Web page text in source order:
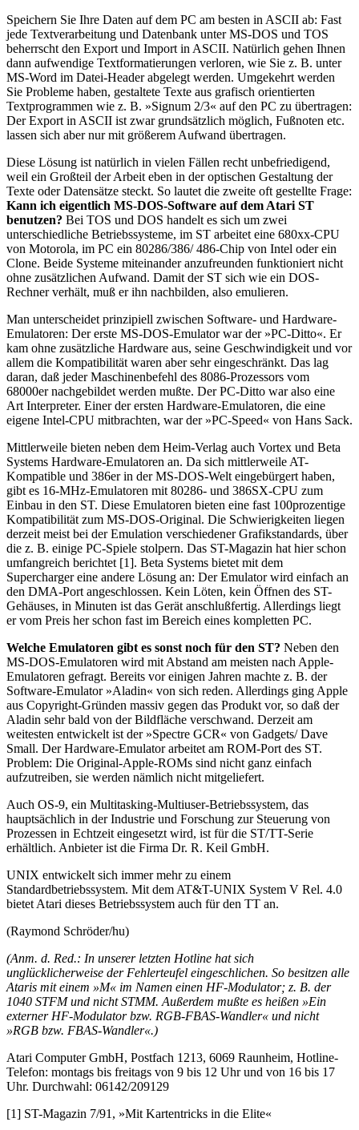
Speichern Sie Ihre Daten auf dem PC am besten in ASCII ab: Fast
jede Textverarbeitung und Datenbank unter MS-DOS und TOS
beherrscht den Export und Import in ASCII. Natürlich gehen Ihnen
dann aufwendige Textformatierungen verloren, wie Sie z. B. unter
MS-Word im Datei-Header abgelegt werden. Umgekehrt werden
Sie Probleme haben, gestaltete Texte aus grafisch orientierten
Textprogrammen wie z. B. »Signum 2/3« auf den PC zu übertragen:
Der Export in ASCII ist zwar grundsätzlich möglich, Fußnoten etc.
lassen sich aber nur mit größerem Aufwand übertragen.
Diese Lösung ist natürlich in vielen Fällen recht unbefriedigend,
weil ein Großteil der Arbeit eben in der optischen Gestaltung der
Texte oder Datensätze steckt. So lautet die zweite oft gestellte Frage:
Kann ich eigentlich MS-DOS-Software auf dem Atari ST
benutzen? Bei TOS und DOS handelt es sich um zwei
unterschiedliche Betriebssysteme, im ST arbeitet eine 680xx-CPU
von Motorola, im PC ein 80286/386/ 486-Chip von Intel oder ein
Clone. Beide Systeme miteinander anzufreunden funktioniert nicht
ohne zusätzlichen Aufwand. Damit der ST sich wie ein DOS-
Rechner verhält, muß er ihn nachbilden, also emulieren.
Man unterscheidet prinzipiell zwischen Software- und Hardware-
Emulatoren: Der erste MS-DOS-Emulator war der »PC-Ditto«. Er
kam ohne zusätzliche Hardware aus, seine Geschwindigkeit und vor
allem die Kompatibilität waren aber sehr eingeschränkt. Das lag
daran, daß jeder Maschinenbefehl des 8086-Prozessors vom
68000er nachgebildet werden mußte. Der PC-Ditto war also eine
Art Interpreter. Einer der ersten Hardware-Emulatoren, die eine
eigene Intel-CPU mitbrachten, war der »PC-Speed« von Hans Sack.
Mittlerweile bieten neben dem Heim-Verlag auch Vortex und Beta
Systems Hardware-Emulatoren an. Da sich mittlerweile AT-
Kompatible und 386er in der MS-DOS-Welt eingebürgert haben,
gibt es 16-MHz-Emulatoren mit 80286- und 386SX-CPU zum
Einbau in den ST. Diese Emulatoren bieten eine fast 100prozentige
Kompatibilität zum MS-DOS-Original. Die Schwierigkeiten liegen
derzeit meist bei der Emulation verschiedener Grafikstandards, über
die z. B. einige PC-Spiele stolpern. Das ST-Magazin hat hier schon
umfangreich berichtet [1]. Beta Systems bietet mit dem
Supercharger eine andere Lösung an: Der Emulator wird einfach an
den DMA-Port angeschlossen. Kein Löten, kein Öffnen des ST-
Gehäuses, in Minuten ist das Gerät anschlußfertig. Allerdings liegt
er vom Preis her schon fast im Bereich eines kompletten PC.
Welche Emulatoren gibt es sonst noch für den ST? Neben den
MS-DOS-Emulatoren wird mit Abstand am meisten nach Apple-
Emulatoren gefragt. Bereits vor einigen Jahren machte z. B. der
Software-Emulator »Aladin« von sich reden. Allerdings ging Apple
aus Copyright-Gründen massiv gegen das Produkt vor, so daß der
Aladin sehr bald von der Bildfläche verschwand. Derzeit am
weitesten entwickelt ist der »Spectre GCR« von Gadgets/ Dave
Small. Der Hardware-Emulator arbeitet am ROM-Port des ST.
Problem: Die Original-Apple-ROMs sind nicht ganz einfach
aufzutreiben, sie werden nämlich nicht mitgeliefert.
Auch OS-9, ein Multitasking-Multiuser-Betriebssystem, das
hauptsächlich in der Industrie und Forschung zur Steuerung von
Prozessen in Echtzeit eingesetzt wird, ist für die ST/TT-Serie
erhältlich. Anbieter ist die Firma Dr. R. Keil GmbH.
UNIX entwickelt sich immer mehr zu einem
Standardbetriebssystem. Mit dem AT&T-UNIX System V Rel. 4.0
bietet Atari dieses Betriebssystem auch für den TT an.
(Raymond Schröder/hu)
(Anm. d. Red.: In unserer letzten Hotline hat sich
unglücklicherweise der Fehlerteufel eingeschlichen. So besitzen alle
Ataris mit einem »M« im Namen einen HF-Modulator; z. B. der
1040 STFM und nicht STMM. Außerdem mußte es heißen »Ein
externer HF-Modulator bzw. RGB-FBAS-Wandler« und nicht
»RGB bzw. FBAS-Wandler«.)
Atari Computer GmbH, Postfach 1213, 6069 Raunheim, Hotline-
Telefon: montags bis freitags von 9 bis 12 Uhr und von 16 bis 17
Uhr. Durchwahl: 06142/209129
[1] ST-Magazin 7/91, »Mit Kartentricks in die Elite«